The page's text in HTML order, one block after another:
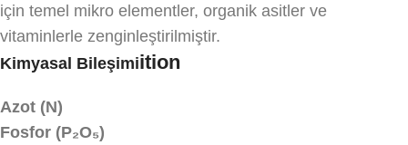
için temel mikro elementler, organik asitler ve
vitaminlerle zenginleştirilmiştir.
Kimyasal Bileşimiition
Azot (N)
Fosfor (P₂O₅)